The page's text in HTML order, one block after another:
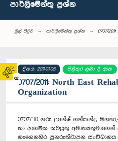
02
පාර්ලි‌මේන්තු‌ ප්‍රශ්න
මුල් පිටුව පාර්ලි‌මේන්තු‌ ප්‍රශ්න 0707/
දිනය: 2011-01-05 පිළිතුර ලබා දී ඇත
0707/2011: North East
Organization
0707/’10 ගරු දුනේෂ් ගන්කන්ද
හා ආගමික කටයුතු
නැගෙනහිර පුනරුත්ථාපන සංවිධානය